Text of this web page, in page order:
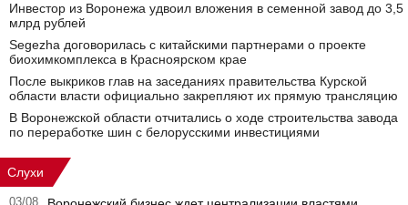
Инвестор из Воронежа удвоил вложения в семенной завод до 3,5
млрд рублей
Segezha договорилась с китайскими партнерами о проекте
биохимкомплекса в Красноярском крае
После выкриков глав на заседаниях правительства Курской
области власти официально закрепляют их прямую трансляцию
В Воронежской области отчитались о ходе строительства завода
по переработке шин с белорусскими инвестициями
Слухи
03/08